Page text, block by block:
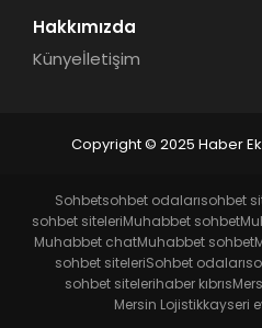
Hakkımızda
Künyeİletişim
Copyright © 2025 Haber
Sohbetsohbet odalarısohbet
sohbet siteleriMuhabbet sohbet
Muhabbet chatMuhabbet sohbet
sohbet siteleriSohbet odaları
sohbet sitelerihaber kıbrıs
Mersin Lojistikkayseri